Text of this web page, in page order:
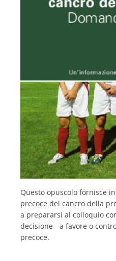
Questo opuscolo fornisce
precoce del cancro della
a prepararsi al colloquio
decisione - a favore o
precoce.